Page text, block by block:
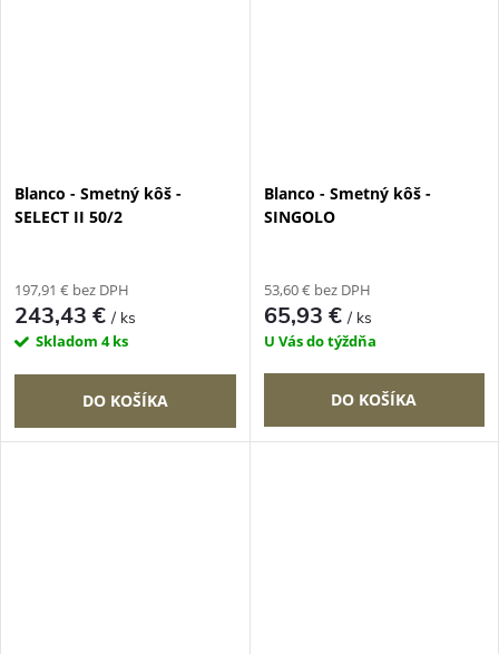
Blanco - Smetný kôš -
SELECT II 50/2
197,91 € bez DPH
243,43 €/ ks
Skladom 4 ks
DO KOŠÍKA
Blanco - Smetný kôš -
SINGOLO
53,60 € bez DPH
65,93 €/ ks
U Vás do týždňa
DO KOŠÍKA